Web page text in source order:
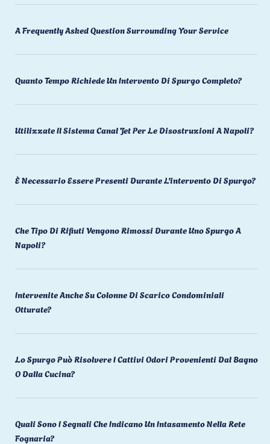
A Frequently Asked Question Surrounding Your Service
Quanto Tempo Richiede Un Intervento Di Spurgo Completo?
Utilizzate Il Sistema Canal Jet Per Le Disostruzioni A Napoli?
È Necessario Essere Presenti Durante L'intervento Di Spurgo?
Che Tipo Di Rifiuti Vengono Rimossi Durante Uno Spurgo A
Napoli?
Intervenite Anche Su Colonne Di Scarico Condominiali
Otturate?
Lo Spurgo Può Risolvere I Cattivi Odori Provenienti Dal Bagno
O Dalla Cucina?
Quali Sono I Segnali Che Indicano Un Intasamento Nella Rete
Fognaria?